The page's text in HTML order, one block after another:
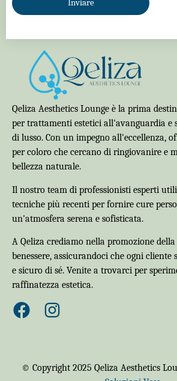
Inviare
Qeliza Aesthetics Lounge è la prima
per trattamenti estetici all'avanguardia e
di lusso. Con un impegno all'eccellenza,
per coloro che cercano di ringiovanire e
bellezza naturale.
Il nostro team di professionisti esperti
tecniche più recenti per fornire cure
un'atmosfera serena e sofisticata.
A Qeliza crediamo nella promozione della
benessere, assicurandoci che ogni
e sicuro di sé. Venite a trovarci per
raffinatezza estetica.
© Copyright 2025 Qeliza Aesthetics